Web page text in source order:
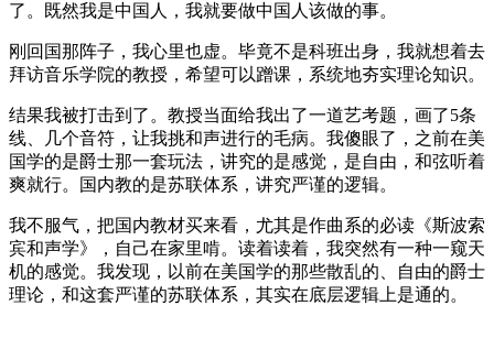
了。既然我是中国人，我就要做中国人该做的事。
刚回国那阵子，我心里也虚。毕竟不是科班出身，我就想着去
拜访音乐学院的教授，希望可以蹭课，系统地夯实理论知识。
结果我被打击到了。教授当面给我出了一道艺考题，画了5条
线、几个音符，让我挑和声进行的毛病。我傻眼了，之前在美
国学的是爵士那一套玩法，讲究的是感觉，是自由，和弦听着
爽就行。国内教的是苏联体系，讲究严谨的逻辑。
我不服气，把国内教材买来看，尤其是作曲系的必读《斯波索
宾和声学》，自己在家里啃。读着读着，我突然有一种一窥天
机的感觉。我发现，以前在美国学的那些散乱的、自由的爵士
理论，和这套严谨的苏联体系，其实在底层逻辑上是通的。